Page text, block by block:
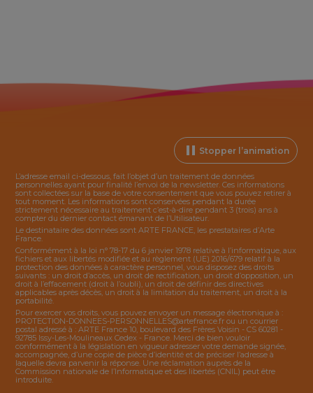
Stopper l’animation
L’adresse email ci-dessous, fait l’objet d’un traitement de données
personnelles ayant pour finalité l’envoi de la newsletter. Ces informations
sont collectées sur la base de votre consentement que vous pouvez retirer à
tout moment. Les informations sont conservées pendant la durée
strictement nécessaire au traitement c’est-à-dire pendant 3 (trois) ans à
compter du dernier contact émanant de l’Utilisateur.
Le destinataire des données sont ARTE FRANCE, les prestataires d’Arte
France.
Conformément à la loi n° 78-17 du 6 janvier 1978 relative à l’informatique, aux
fichiers et aux libertés modifiée et au règlement (UE) 2016/679 relatif à la
protection des données à caractère personnel, vous disposez des droits
suivants : un droit d’accès, un droit de rectification, un droit d’opposition, un
droit à l’effacement (droit à l’oubli), un droit de définir des directives
applicables après décès, un droit à la limitation du traitement, un droit à la
portabilité.
Pour exercer vos droits, vous pouvez envoyer un message électronique à :
PROTECTION-DONNEES-PERSONNELLES@artefrance.fr ou un courrier
postal adressé à : ARTE France 10, boulevard des Frères Voisin - CS 60281 -
92785 Issy-Les-Moulineaux Cedex - France. Merci de bien vouloir
conformément à la législation en vigueur adresser votre demande signée,
accompagnée, d’une copie de pièce d’identité et de préciser l’adresse à
laquelle devra parvenir la réponse. Une réclamation auprès de la
Commission nationale de l’Informatique et des libertés (CNIL) peut être
introduite.